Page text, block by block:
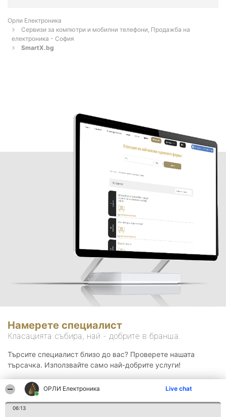
ОРЛИ Електроника Live chat
06:13
Орли Електроника
Сервизи за компютри и мобилни телефони, Продажба на
електроника - София
SmartX.bg
Намерете специалист
Класацията събира, най - добрите в бранша.
Търсите специалист близо до вас? Проверете нашата
търсачка. Използвайте само най-добрите услуги!